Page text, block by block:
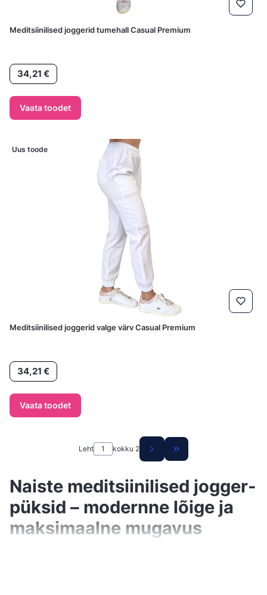
Meditsiinilised joggerid tumehall Casual Premium
Hind
34,21 €
Vaata toodet
Uus toode
Meditsiinilised joggerid valge värv Casual Premium
Hind
34,21 €
Vaata toodet
Leht kokku 2 Go to the last page of
Naiste meditsiinilised jogger-
püksid – modernne lõige ja
maksimaalne mugavus